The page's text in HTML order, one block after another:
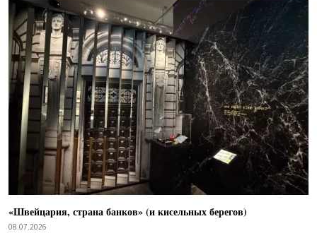
«Швейцария, страна банков» (и кисельных берегов)
08.07.2026